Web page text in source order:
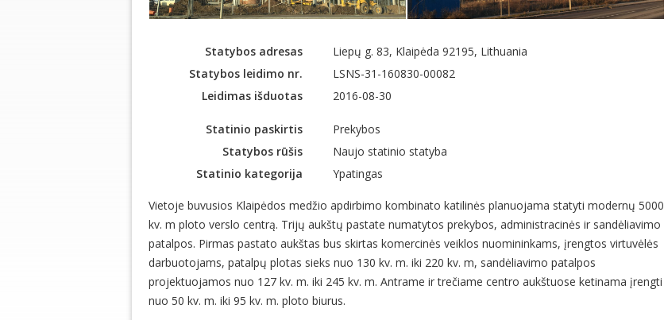
Statybos adresas
Liepų g. 83, Klaipėda 92195, Lithuania
Statybos leidimo nr.
LSNS-31-160830-00082
Leidimas išduotas
2016-08-30
Statinio paskirtis
Prekybos
Statybos rūšis
Naujo statinio statyba
Statinio kategorija
Ypatingas
Vietoje buvusios Klaipėdos medžio apdirbimo kombinato katilinės planuojama statyti modernų 5000
kv. m ploto verslo centrą. Trijų aukštų pastate numatytos prekybos, administracinės ir sandėliavimo
patalpos. Pirmas pastato aukštas bus skirtas komercinės veiklos nuomininkams, įrengtos virtuvėlės
darbuotojams, patalpų plotas sieks nuo 130 kv. m. iki 220 kv. m, sandėliavimo patalpos
projektuojamos nuo 127 kv. m. iki 245 kv. m. Antrame ir trečiame centro aukštuose ketinama įrengti
nuo 50 kv. m. iki 95 kv. m. ploto biurus.